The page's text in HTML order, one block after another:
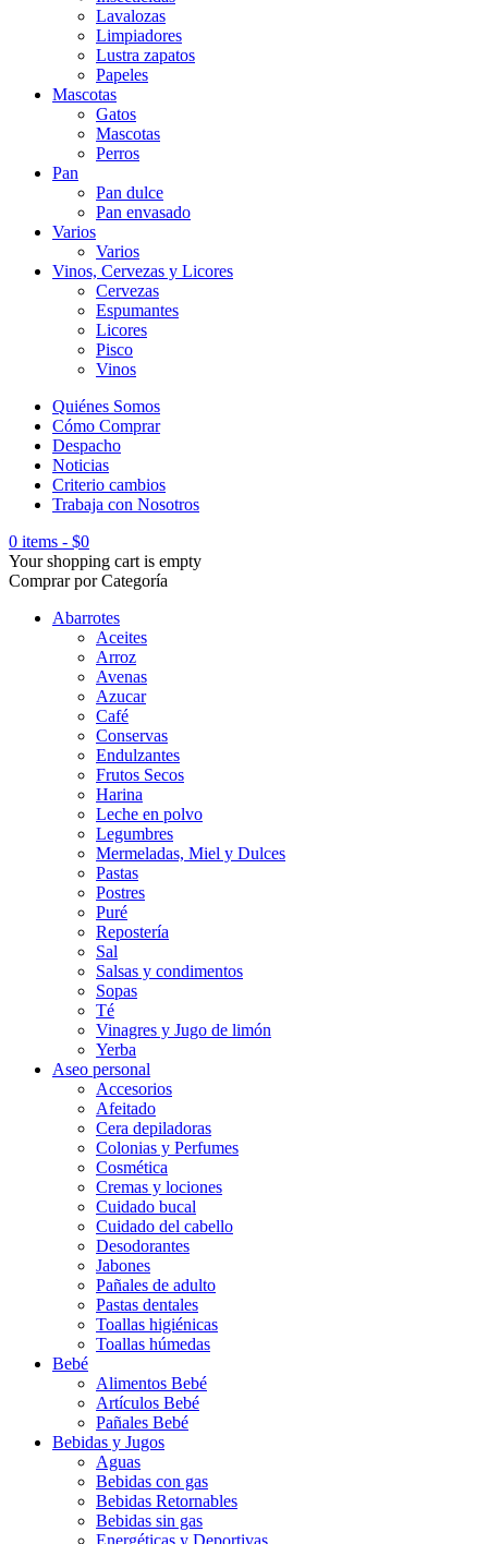
Lavalozas
Limpiadores
Lustra zapatos
Papeles
Mascotas
Gatos
Mascotas
Perros
Pan
Pan dulce
Pan envasado
Varios
Varios
Vinos, Cervezas y Licores
Cervezas
Espumantes
Licores
Pisco
Vinos
Quiénes Somos
Cómo Comprar
Despacho
Noticias
Criterio cambios
Trabaja con Nosotros
0 items - $0
Your shopping cart is empty
Comprar por Categoría
Abarrotes
Aceites
Arroz
Avenas
Azucar
Café
Conservas
Endulzantes
Frutos Secos
Harina
Leche en polvo
Legumbres
Mermeladas, Miel y Dulces
Pastas
Postres
Puré
Repostería
Sal
Salsas y condimentos
Sopas
Té
Vinagres y Jugo de limón
Yerba
Aseo personal
Accesorios
Afeitado
Cera depiladoras
Colonias y Perfumes
Cosmética
Cremas y lociones
Cuidado bucal
Cuidado del cabello
Desodorantes
Jabones
Pañales de adulto
Pastas dentales
Toallas higiénicas
Toallas húmedas
Bebé
Alimentos Bebé
Artículos Bebé
Pañales Bebé
Bebidas y Jugos
Aguas
Bebidas con gas
Bebidas Retornables
Bebidas sin gas
Energéticas y Deportivas